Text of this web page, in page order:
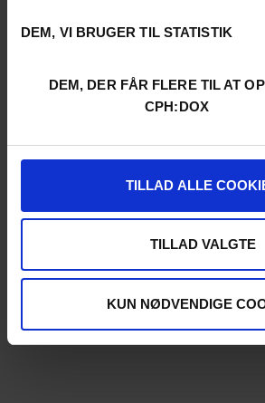
DEM, VI BRUGER TIL STATISTIK
DEM, DER FÅR FLERE TIL AT
CPH:DOX
TILLAD ALLE
TILLAD VALGTE
KUN NØDVENDIGE